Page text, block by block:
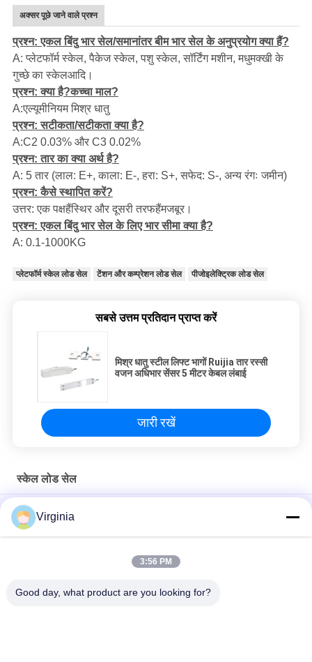
अक्सर पूछे जाने वाले प्रश्न
प्रश्न: एकल बिंदु भार सेल/समानांतर बीम भार सेल के अनुप्रयोग क्या हैं?
A: प्लेटफॉर्म स्केल, पैकेज स्केल, पशु स्केल, सॉर्टिंग मशीन, मधुमक्खी के
गुच्छे का स्केलआदि।
प्रश्न: क्या है?कच्चा माल?
A:एल्यूमीनियम मिश्र धातु
प्रश्न: सटीकता/सटीकता क्या है?
A:C2 0.03% और C3 0.02%
प्रश्न: तार का क्या अर्थ है?
A: 5 तार (लाल: E+, काला: E-, हरा: S+, सफेद: S-, अन्य रंगः जमीन)
प्रश्न: कैसे स्थापित करें?
उत्तर: एक पक्षहैंस्थिर और दूसरी तरफहैंमजबूर।
प्रश्न: एकल बिंदु भार सेल के लिए भार सीमा क्या है?
A: 0.1-1000KG
प्लेटफॉर्म स्केल लोड सेल टेंशन और कम्प्रेशन लोड सेल पीजोइलेक्ट्रिक लोड सेल
सबसे उत्तम प्रतिदान प्राप्त करें
मिश्र धातु स्टील लिफ्ट भागों Ruijia तार रस्सी
वजन अधिभार सेंसर 5 मीटर केबल लंबाई
जारी रखें
स्केल लोड सेल
अधिभार सीमक विशेष लोड सेल हॉपर स्केल / हैंगिंग स्केल IP67 / IP68
एल्यूमीनियम मिश्र धातु 800 किलो AC250V / 7A के साथ सुरक्षा उपकरण विशेष
Virginia
3:56 PM
Good day, what product are you looking for?